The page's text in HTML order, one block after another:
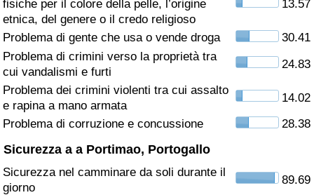
fisiche per il colore della pelle, l’origine
etnica, del genere o il credo religioso
13.57
Problema di gente che usa o vende droga
30.41
Problema di crimini verso la proprietà tra
cui vandalismi e furti
24.83
Problema dei crimini violenti tra cui assalto
e rapina a mano armata
14.02
Problema di corruzione e concussione
28.38
Sicurezza a a Portimao, Portogallo
Sicurezza nel camminare da soli durante il
giorno
89.69
Indice dell’Assistenza Sanitaria per
Nazione
Inquinamento
Indice dell’Inquinamento (Corrente)
Indice dell’Inquinamento per Nazione